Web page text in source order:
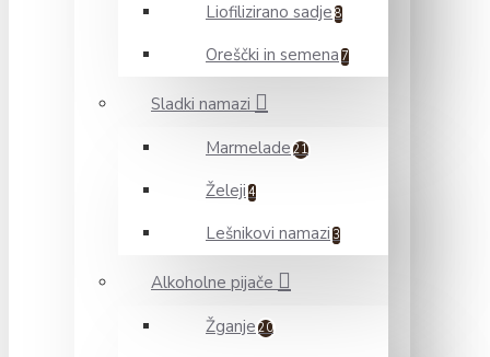
Liofilizirano sadje 8
Oreščki in semena 7
Sladki namazi
Marmelade 21
Želeji 4
Lešnikovi namazi 3
Alkoholne pijače
Žganje 20